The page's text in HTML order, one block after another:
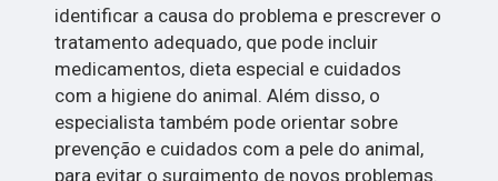
identificar a causa do problema e prescrever o
tratamento adequado, que pode incluir
medicamentos, dieta especial e cuidados
com a higiene do animal. Além disso, o
especialista também pode orientar sobre
prevenção e cuidados com a pele do animal,
para evitar o surgimento de novos problemas.